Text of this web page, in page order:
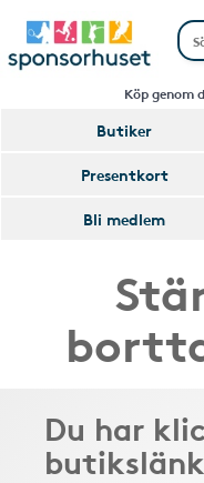
Köp genom
Butiker
Presentkort
Bli medlem
Du har